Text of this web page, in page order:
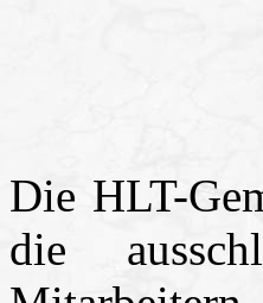
Die HLT-
die